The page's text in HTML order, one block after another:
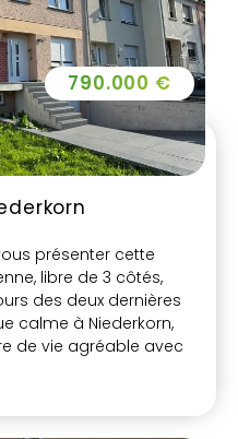
présenter cette
libre de 3 côtés,
des deux dernières
calme à Niederkorn,
de vie agréable avec
m².
790.000 €